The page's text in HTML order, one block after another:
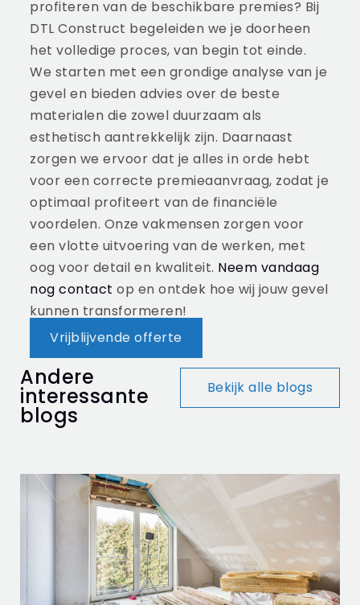
profiteren van de beschikbare premies? Bij
DTL Construct begeleiden we je doorheen
het volledige proces, van begin tot einde.
We starten met een grondige analyse van je
gevel en bieden advies over de beste
materialen die zowel duurzaam als
esthetisch aantrekkelijk zijn. Daarnaast
zorgen we ervoor dat je alles in orde hebt
voor een correcte premieaanvraag, zodat je
optimaal profiteert van de financiële
voordelen. Onze vakmensen zorgen voor
een vlotte uitvoering van de werken, met
oog voor detail en kwaliteit. Neem vandaag
nog contact op en ontdek hoe wij jouw gevel
kunnen transformeren!
Vrijblijvende offerte
Andere
interessante
blogs
Bekijk alle blogs